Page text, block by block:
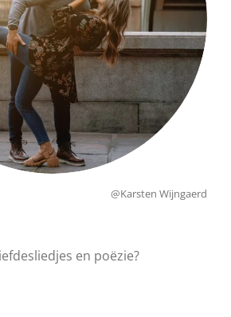
@Karsten Wijngaerd
en poëzie?